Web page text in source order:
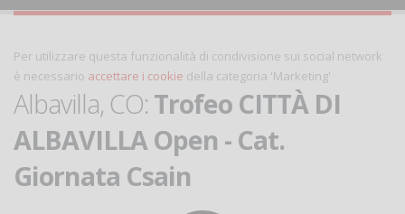
Per utilizzare questa funzionalità di condivisione sui social network
è necessario accettare i cookie della categoria 'Marketing'
Albavilla, CO: Trofeo CITTÀ DI
ALBAVILLA Open - Cat.
Giornata Csain